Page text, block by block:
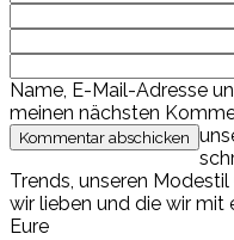
Name, E-Mail-Adresse
meinen nächsten
Trends, unseren
wir lieben und die wir mit
Eure